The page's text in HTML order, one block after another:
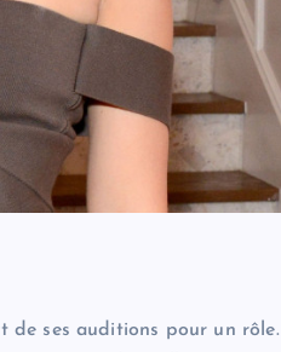
de ses auditions pour un